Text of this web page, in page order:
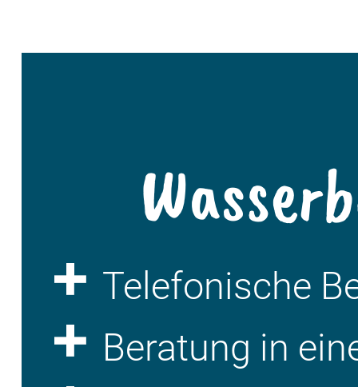
Telefonische
Beratung in